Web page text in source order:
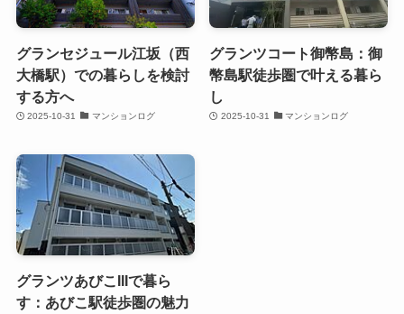
グランセジュール江坂（西
大橋駅）での暮らしを検討
する方へ
2025-10-31 マンションログ
グランツコート御幣島：御
幣島駅徒歩圏で叶える暮ら
し
2025-10-31 マンションログ
グランツあびこIIIで暮ら
す：あびこ駅徒歩圏の魅力